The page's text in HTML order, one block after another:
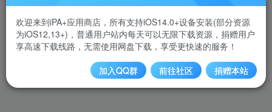
欢迎来到iPA+应用商店，所有支持iOS14.0+设备安装(部分资源
为iOS12,13+)，普通用户站内每天可以无限下载资源，捐赠用户
享高速下载线路，无需使用网盘下载，享受更快速的服务！
加入QQ群 前往社区 捐赠本站